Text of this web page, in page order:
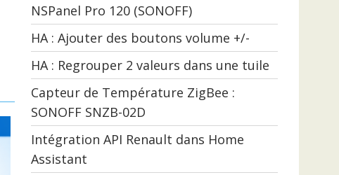
NSPanel Pro 120 (SONOFF)
HA : Ajouter des boutons volume +/-
HA : Regrouper 2 valeurs dans une tuile
Capteur de Température ZigBee :
SONOFF SNZB-02D
Intégration API Renault dans Home
Assistant